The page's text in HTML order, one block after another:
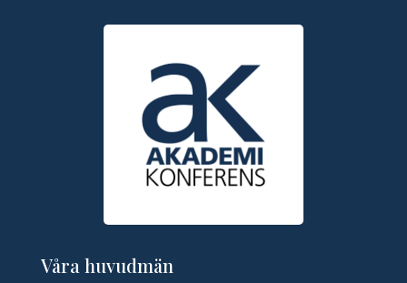
Våra huvudmän